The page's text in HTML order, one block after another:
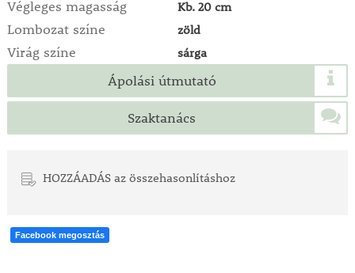
Végleges magasság Kb. 20 cm
Lombozat színe zöld
Virág színe sárga
Ápolási útmutató
Szaktanács
HOZZÁADÁS az összehasonlításhoz
Facebook megosztás